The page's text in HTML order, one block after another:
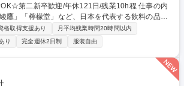
第二新卒歓迎/年休121日/残業10h程 仕事の内
鷹」「檸檬堂」など、日本を代表する飲料の品質
きます。個人の頑張りが反映される評価制度、将
度が充実しており、モチベーション高く働けま
至るまでの品質管理 ■食品安全、法令、KOREお
顧客の要求を満たす品質を順守するためのシステ
験O
格取得支援あり
月平均残業時間20時間以内
り 完全週休2日制 服装自由